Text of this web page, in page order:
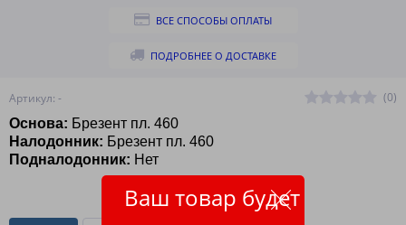
Ваш товар будет
Артикул: -
(0)
Основа: Брезент пл. 460
Налодонник: Брезент пл. 460
Подналодонник: Нет
ВСЕ СПОСОБЫ ОПЛАТЫ
ПОДРОБНЕЕ О ДОСТАВКЕ